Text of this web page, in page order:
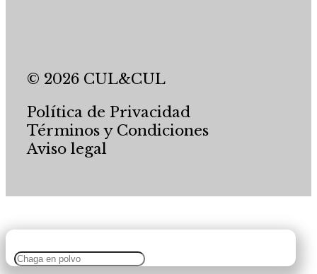
© 2026 CUL&CUL
Política de Privacidad
Términos y Condiciones
Aviso legal